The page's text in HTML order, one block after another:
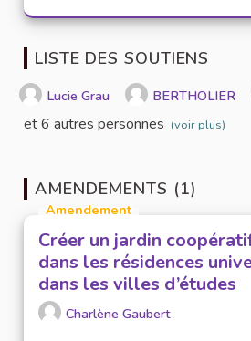
LISTE DES SOUTIENS
Lucie Grau BERTHOLIER
et 6 autres personnes (voir plus)
AMENDEMENTS (1)
Amendement
Créer un jardin
dans les résidences
dans les villes d’études
Charlène Gaubert